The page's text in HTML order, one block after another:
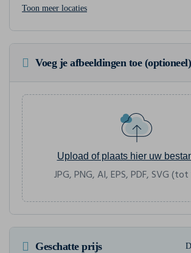
Toon meer locaties
Voeg je afbeeldingen toe (optioneel)
Upload of plaats hier uw
JPG, PNG, AI, EPS, PDF, SVG
Geschatte prijs